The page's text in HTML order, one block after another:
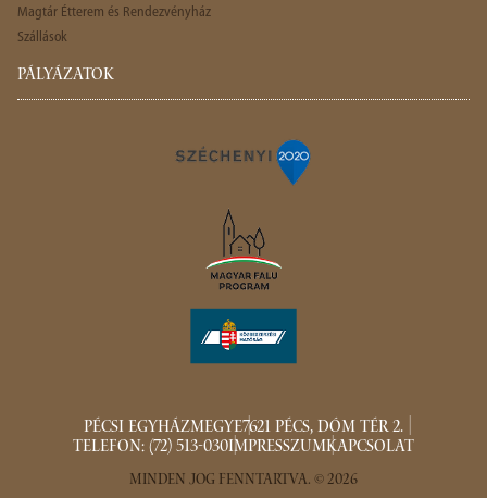
Magtár Étterem és Rendezvényház
Szállások
PÁLYÁZATOK
PÉCSI EGYHÁZMEGYE7621 PÉCS, DÓM TÉR 2.
TELEFON: (72) 513-030IMPRESSZUMKAPCSOLAT
MINDEN JOG FENNTARTVA. © 2026